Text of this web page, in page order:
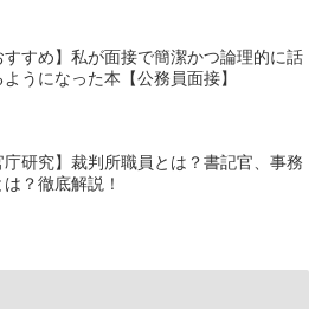
すすめ】私が面接で簡潔かつ論理的に話
ようになった本【公務員面接】
庁研究】裁判所職員とは？書記官、事務
？徹底解説！